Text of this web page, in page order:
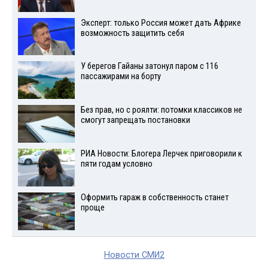
Эксперт: только Россия может дать Африке
возможность защитить себя
У берегов Гайаны затонул паром с 116
пассажирами на борту
Без прав, но с роялти: потомки классиков не
смогут запрещать постановки
РИА Новости: Блогера Лерчек приговорили к
пяти годам условно
Оформить гараж в собственность станет
проще
Новости СМИ2